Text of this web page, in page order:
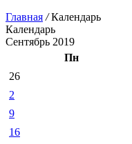
Главная /Календарь
Календарь
Сентябрь 2019
Пн
26
2
9
16